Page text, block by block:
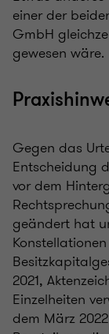
einer der
GmbH
gewesen wäre.
Gegen das
Entscheidung
vor dem
geändert hat
2021,
Einzelheiten
dem März